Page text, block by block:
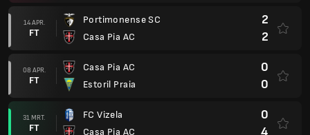
14 APR.
FT
Portimonense SC
Casa Pia AC
2
2
08 APR.
FT
Casa Pia AC
Estoril Praia
0
0
31 MRT.
FT
FC Vizela
Casa Pia AC
0
4